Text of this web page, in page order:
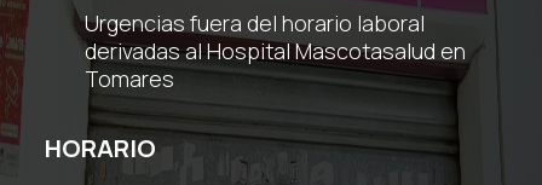
Urgencias fuera del horario laboral
derivadas al Hospital Mascotasalud en
Tomares
HORARIO